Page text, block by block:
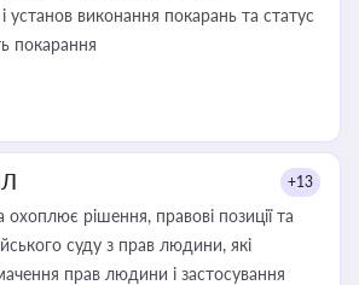
і установ виконання покарань та статус
покарання
+13
охоплює рішення, правові позиції та
суду з прав людини, які
прав людини і застосування